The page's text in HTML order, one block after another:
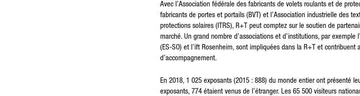
Avec l’Association fédérale des fabricants de volets roulants et de
fabricants de portes et portails (BVT) et l’Association industrielle des
protections solaires (ITRS), R+T peut comptez sur le soutien de
marché. Un grand nombre d’associations et d’institutions, par exemple
(ES-SO) et l’ift Rosenheim, sont impliquées dans la R+T et contribuent
d’accompagnement.
En 2018, 1 025 exposants (2015 : 888) du monde entier ont présenté
exposants, 774 étaient venus de l’étranger. Les 65 500 visiteurs